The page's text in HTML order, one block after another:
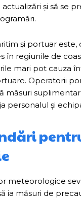
și să se
și portuar este,
în regiunile de
mari pot cauza
Operatorii
măsuri
personalul și
meteorologice
ia măsuri de